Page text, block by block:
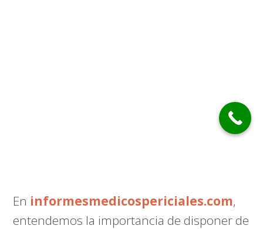
En informesmedicospericiales.com,
entendemos la importancia de disponer de